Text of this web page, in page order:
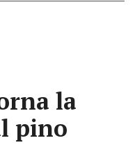
la
pino